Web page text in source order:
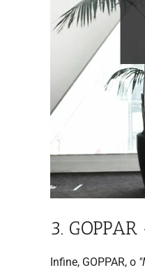
3.
Infine, GOPPAR, o